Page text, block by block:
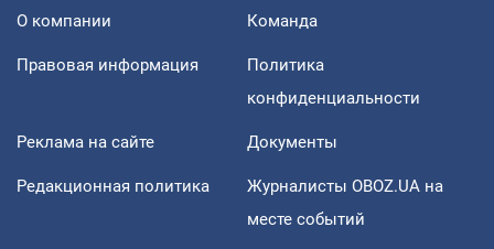
О компании Команда
Правовая информация
Политика
конфиденциальности
Реклама на сайте Документы
Редакционная политика
Журналисты OBOZ.UA на
месте событий